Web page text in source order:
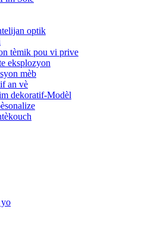
optik
tèmik pou vi prive
eksplozyon
mèb
an vè
dekoratif-Modèl
yo